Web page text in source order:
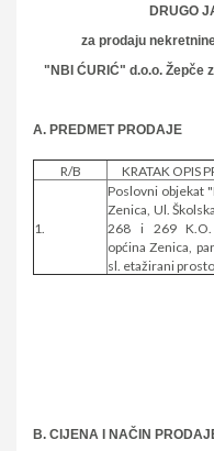
DRUGO
za prodaju
"NBI ĆURIĆ" d.o.o. Žepče
A. PREDMET PRODAJE
R/B KRATAK OPIS
1.
Poslovni objekat
Zenica, Ul.
268 i 269 K.O.
općina Zenica,
sl. etažirani
B. CIJENA I NAČIN